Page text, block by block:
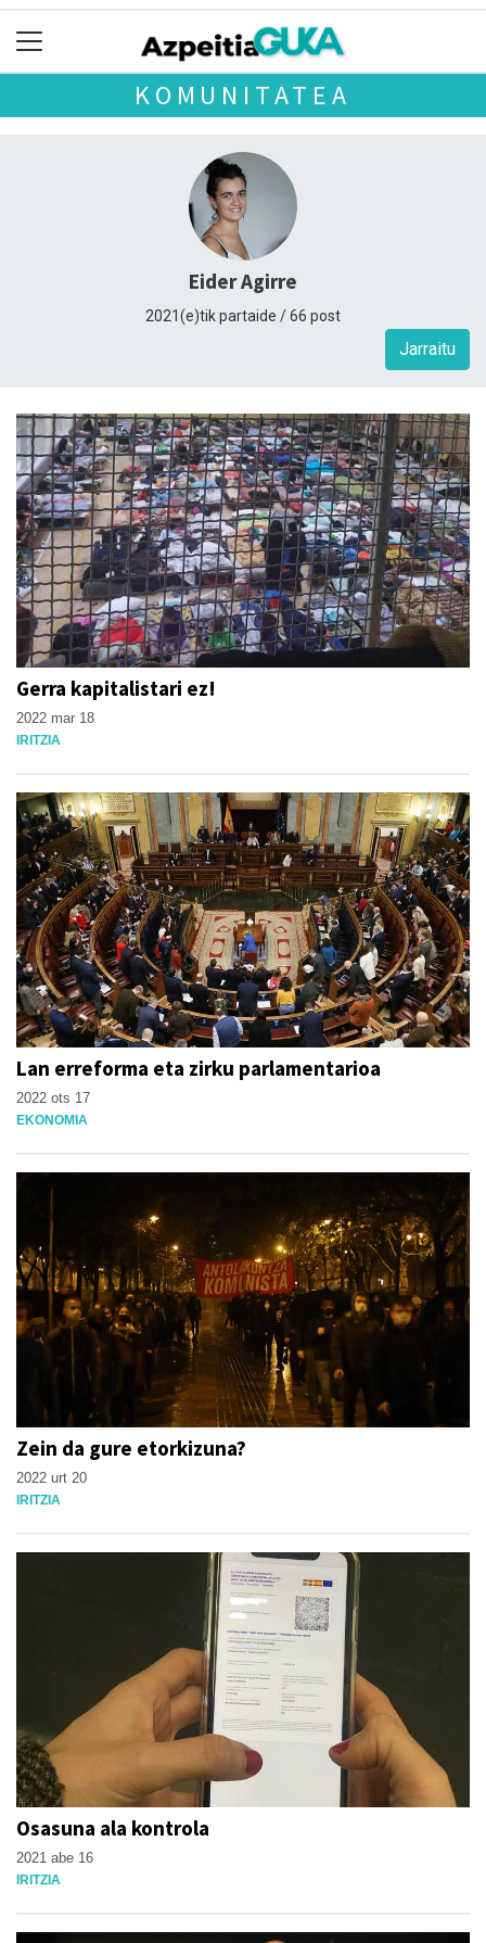
KOMUNITATEA
Eider Agirre
2021(e)tik partaide / 66 post
Jarraitu
Gerra kapitalistari ez!
2022 mar 18
IRITZIA
Lan erreforma eta zirku parlamentarioa
2022 ots 17
EKONOMIA
Zein da gure etorkizuna?
2022 urt 20
IRITZIA
Osasuna ala kontrola
2021 abe 16
IRITZIA